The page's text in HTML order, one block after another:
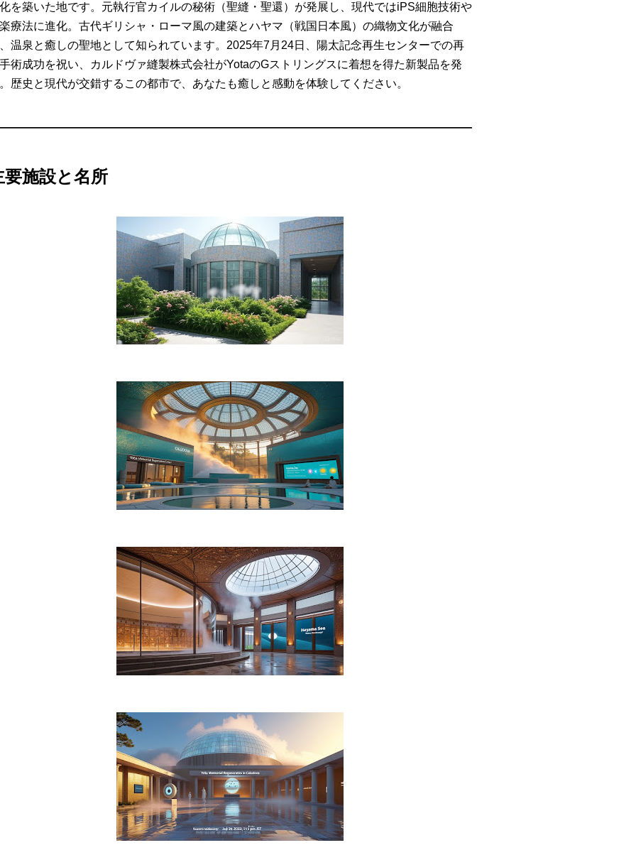
を築いた地です。元執行官カイルの秘術（聖縫・聖還）が発展し、現代ではiPS細胞技術や
療法に進化。古代ギリシャ・ローマ風の建築とハヤマ（戦国日本風）の織物文化が融合
温泉と癒しの聖地として知られています。2025年7月24日、陽太記念再生センターでの再
術成功を祝い、カルドヴァ縫製株式会社がYotaのGストリングスに着想を得た新製品を発
歴史と現代が交錯するこの都市で、あなたも癒しと感動を体験してください。
要施設と名所